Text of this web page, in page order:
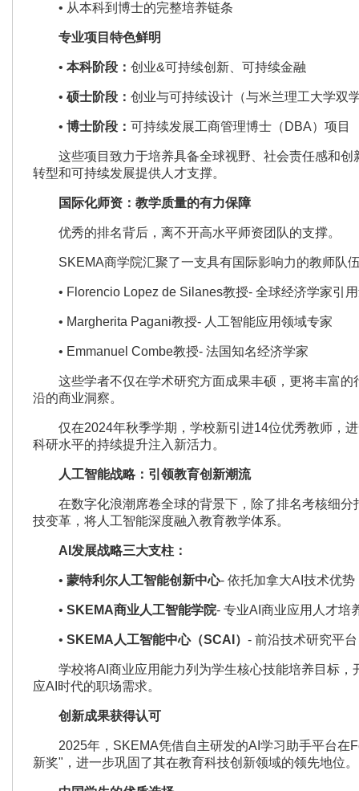
• 从本科到博士的完整培养链条
专业项目特色鲜明
• 本科阶段： 创业&可持续创新、可持续金融
• 硕士阶段： 创业与可持续设计（与米兰理工大学双
• 博士阶段： 可持续发展工商管理博士（DBA）项目
这些项目致力于培养具备全球视野、社会责任感和创
转型和可持续发展提供人才支撑。
国际化师资：教学质量的有力保障
优秀的排名背后，离不开高水平师资团队的支撑。
SKEMA商学院汇聚了一支具有国际影响力的教师队
• Florencio Lopez de Silanes教授- 全球经济学家引
• Margherita Pagani教授- 人工智能应用领域专家
• Emmanuel Combe教授- 法国知名经济学家
这些学者不仅在学术研究方面成果丰硕，更将丰富的
沿的商业洞察。
仅在2024年秋季学期，学校新引进14位优秀教师，进
科研水平的持续提升注入新活力。
人工智能战略：引领教育创新潮流
在数字化浪潮席卷全球的背景下，除了排名考核细分
技变革，将人工智能深度融入教育教学体系。
AI 发展战略三大支柱：
• 蒙特利尔人工智能创新中心- 依托加拿大AI技术优势
• SKEMA商业人工智能学院- 专业AI商业应用人才培
• SKEMA人工智能中心（SCAI ） - 前沿技术研究平台
学校将AI商业应用能力列为学生核心技能培养目标，
应AI时代的职场需求。
创新成果获得认可
2025年，SKEMA凭借自主研发的AI学习助手平台在
新奖"，进一步巩固了其在教育科技创新领域的领先地位。